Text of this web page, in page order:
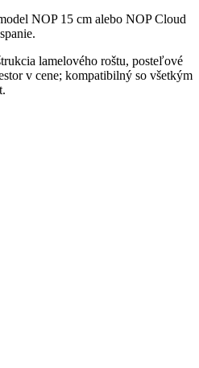
NOP 15 cm alebo NOP Cloud
lamelového roštu, posteľové
v cene; kompatibilný so všetkým